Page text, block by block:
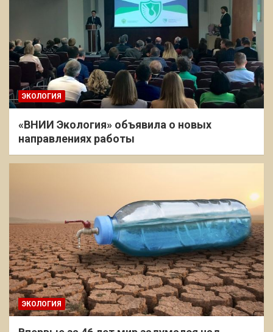
ЭКОЛОГИЯ
«ВНИИ Экология» объявила о новых
направлениях работы
ЭКОЛОГИЯ